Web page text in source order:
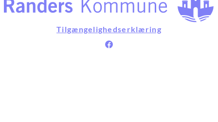
Tilgængelighedserklæring